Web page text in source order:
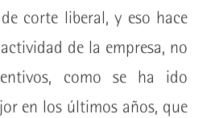
corte liberal, y eso hace
de la empresa, no
como se ha ido
en los últimos años, que